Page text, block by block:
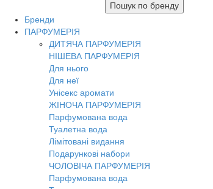
Пошук по бренду
Бренди
ПАРФУМЕРІЯ
ДИТЯЧА ПАРФУМЕРІЯ
НІШЕВА ПАРФУМЕРІЯ
Для нього
Для неї
Унісекс аромати
ЖІНОЧА ПАРФУМЕРІЯ
Парфумована вода
Туалетна вода
Лімітовані видання
Подарункові набори
ЧОЛОВІЧА ПАРФУМЕРІЯ
Парфумована вода